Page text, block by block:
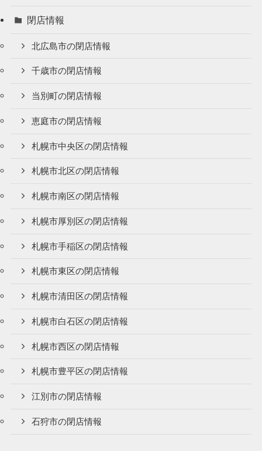
閉店情報
北広島市の閉店情報
千歳市の閉店情報
当別町の閉店情報
恵庭市の閉店情報
札幌市中央区の閉店情報
札幌市北区の閉店情報
札幌市南区の閉店情報
札幌市厚別区の閉店情報
札幌市手稲区の閉店情報
札幌市東区の閉店情報
札幌市清田区の閉店情報
札幌市白石区の閉店情報
札幌市西区の閉店情報
札幌市豊平区の閉店情報
江別市の閉店情報
石狩市の閉店情報